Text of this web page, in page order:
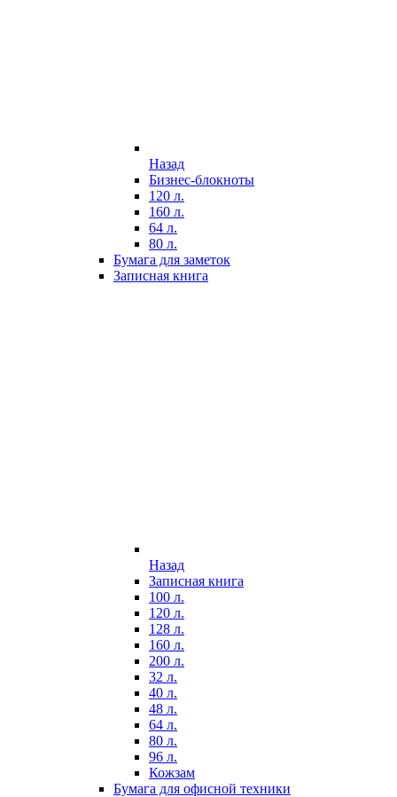
Назад
Бизнес-блокноты
120 л.
160 л.
64 л.
80 л.
Бумага для заметок
Записная книга
Назад
Записная книга
100 л.
120 л.
128 л.
160 л.
200 л.
32 л.
40 л.
48 л.
64 л.
80 л.
96 л.
Кожзам
Бумага для офисной техники